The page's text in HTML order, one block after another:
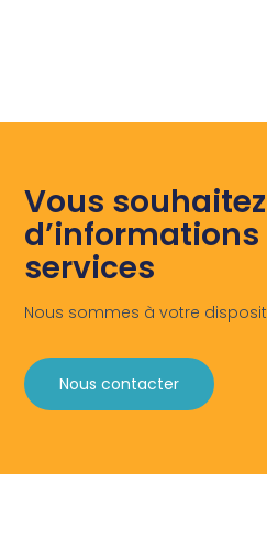
Vous
services
Nous sommes à votre
Nous contacter